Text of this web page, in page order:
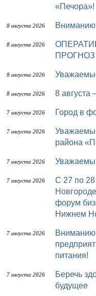
«Печора»!
8 августа 2026
8 августа 2026
ОПЕРАТИВНЫЙ ЕЖЕДНЕВНЫЙ
ПРОГНОЗ
8 августа 2026
8 августа 2026 8
7 августа 2026 Город в
7 августа 2026
Уважаемые жители и гости муниципального
района
7 августа 2026
7 августа 2026
с 27 по 28 августа 2026 года в Нижнем
форум
Нижнем
7 августа 2026
Вниманию товаропроизводителей,
питания!
7 августа 2026
Беречь здоровье – значит беречь семью и
будущее